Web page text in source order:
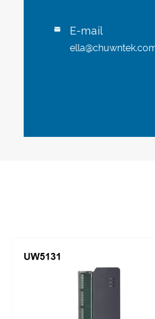
 E-mail